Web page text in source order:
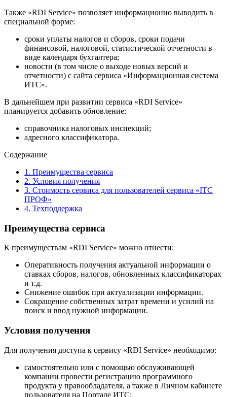
Также «RDI Service» позволяет информационно выводить в
специальной форме:
сроки уплаты налогов и сборов, сроки подачи
финансовой, налоговой, статистической отчетности в
виде календаря бухгалтера;
новости (в том числе о выходе новых версий и
отчетности) с сайта сервиса «Информационная система
ИТС».
В дальнейшем при развитии сервиса «RDI Service»
планируется добавить обновление:
справочника налоговых инспекций;
адресного классификатора.
Содержание
1. Преимущества сервиса
2. Условия получения
3. Стоимость сервиса для пользователей сервиса «ІТС
ПРОФ»
4. Техподдержка
Преимущества сервиса
К преимуществам «RDI Service» можно отнести:
Оперативность получения актуальной информации о
ставках сборов, налогов, обновленных классификаторах
и т.д.
Снижение ошибок при актуализации информации.
Сокращение собственных затрат времени и усилий на
поиск и ввод нужной информации.
Условия получения
Для получения доступа к сервису «RDI Service» необходимо:
самостоятельно или с помощью обслуживающей
компании провести регистрацию программного
продукта у правообладателя, а также в Личном кабинете
пользователя на Портале ИТС;